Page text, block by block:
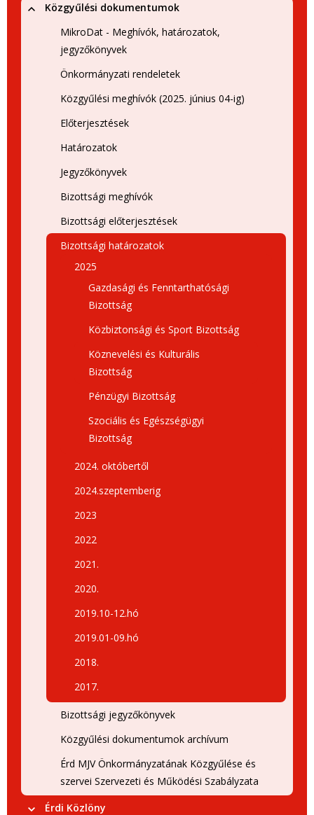
Közgyűlési dokumentumok
MikroDat - Meghívók, határozatok,
jegyzőkönyvek
Önkormányzati rendeletek
Közgyűlési meghívók (2025. június 04-ig)
Előterjesztések
Határozatok
Jegyzőkönyvek
Bizottsági meghívók
Bizottsági előterjesztések
Bizottsági határozatok
2025
Gazdasági és Fenntarthatósági
Bizottság
Közbiztonsági és Sport Bizottság
Köznevelési és Kulturális
Bizottság
Pénzügyi Bizottság
Szociális és Egészségügyi
Bizottság
2024. októbertől
2024.szeptemberig
2023
2022
2021.
2020.
2019.10-12.hó
2019.01-09.hó
2018.
2017.
Bizottsági jegyzőkönyvek
Közgyűlési dokumentumok archívum
Érd MJV Önkormányzatának Közgyűlése és
szervei Szervezeti és Működési Szabályzata
Érdi Közlöny